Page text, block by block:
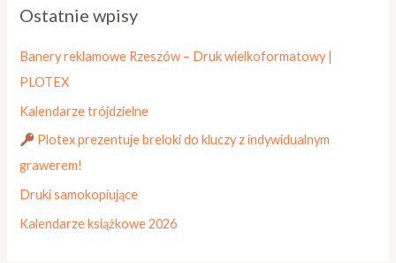
a
:
Ostatnie wpisy
Banery reklamowe Rzeszów – Druk wielkoformatowy |
PLOTEX
Kalendarze trójdzielne
Plotex prezentuje breloki do kluczy z indywidualnym
grawerem!
Druki samokopiujące
Kalendarze książkowe 2026